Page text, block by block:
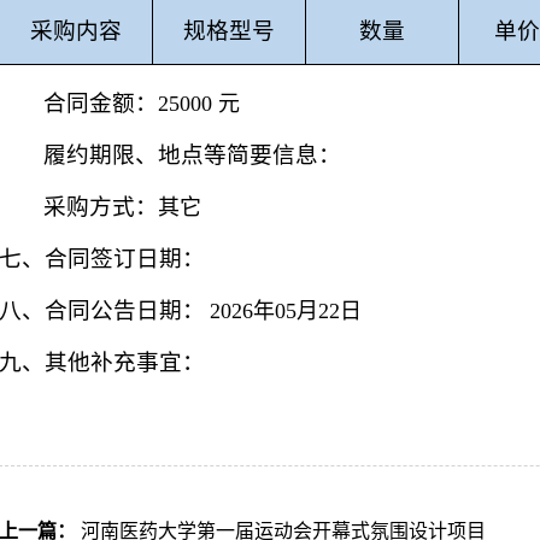
采购内容 规格型号 数量 单
合同金额： 25000 元
履约期限、地点等简要信
采购方式： 其它
七、合同签订日期：
八、合同公告日期： 2026年05月22日
九、其他补充事宜：
上一篇： 河南医药大学第一届运动会开幕式氛围设计项目